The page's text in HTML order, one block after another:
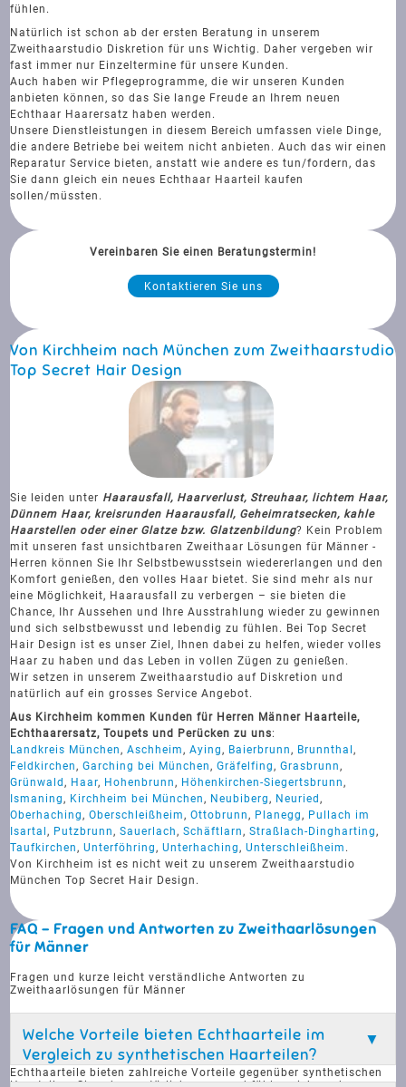
fühlen.
Natürlich ist schon ab der ersten Beratung in unserem
Zweithaarstudio Diskretion für uns Wichtig. Daher vergeben wir
fast immer nur Einzeltermine für unsere Kunden.
Auch haben wir Pflegeprogramme, die wir unseren Kunden
anbieten können, so das Sie lange Freude an Ihrem neuen
Echthaar Haarersatz haben werden.
Unsere Dienstleistungen in diesem Bereich umfassen viele Dinge,
die andere Betriebe bei weitem nicht anbieten. Auch das wir einen
Reparatur Service bieten, anstatt wie andere es tun/fordern, das
Sie dann gleich ein neues Echthaar Haarteil kaufen
sollen/müssten.
Vereinbaren Sie einen Beratungstermin!
Kontaktieren Sie uns
Von Kirchheim nach München zum Zweithaarstudio
Top Secret Hair Design
Sie leiden unter Haarausfall, Haarverlust, Streuhaar, lichtem Haar,
Dünnem Haar, kreisrunden Haarausfall, Geheimratsecken, kahle
Haarstellen oder einer Glatze bzw. Glatzenbildung? Kein Problem
mit unseren fast unsichtbaren Zweithaar Lösungen für Männer -
Herren können Sie Ihr Selbstbewusstsein wiedererlangen und den
Komfort genießen, den volles Haar bietet. Sie sind mehr als nur
eine Möglichkeit, Haarausfall zu verbergen – sie bieten die
Chance, Ihr Aussehen und Ihre Ausstrahlung wieder zu gewinnen
und sich selbstbewusst und lebendig zu fühlen. Bei Top Secret
Hair Design ist es unser Ziel, Ihnen dabei zu helfen, wieder volles
Haar zu haben und das Leben in vollen Zügen zu genießen.
Wir setzen in unserem Zweithaarstudio auf Diskretion und
natürlich auf ein grosses Service Angebot.
Aus Kirchheim kommen Kunden für Herren Männer Haarteile,
Echthaarersatz, Toupets und Perücken zu uns:
Landkreis München,Aschheim,Aying, Baierbrunn, Brunnthal,
Feldkirchen,Garching bei München,Gräfelfing,Grasbrunn,
Grünwald, Haar, Hohenbrunn, Höhenkirchen-Siegertsbrunn,
Ismaning, Kirchheim bei München, Neubiberg, Neuried,
Oberhaching,Oberschleißheim,Ottobrunn, Planegg, Pullach im
Isartal, Putzbrunn,Sauerlach,Schäftlarn,Straßlach-Dingharting,
Taufkirchen,Unterföhring,Unterhaching,Unterschleißheim .
Von Kirchheim ist es nicht weit zu unserem Zweithaarstudio
München Top Secret Hair Design.
FAQ - Fragen und Antworten zu Zweithaarlösungen
für Männer
Fragen und kurze leicht verständliche Antworten zu
Zweithaarlösungen für Männer
Welche Vorteile bieten Echthaarteile im
Vergleich zu synthetischen Haarteilen?
Echthaarteile bieten zahlreiche Vorteile gegenüber synthetischen